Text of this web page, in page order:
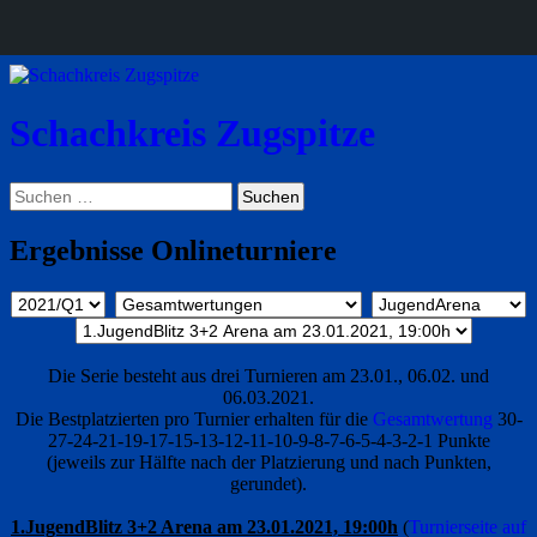
Schachkreis Zugspitze
Suchen
Suchen
nach:
Ergebnisse Onlineturniere
Die Serie besteht aus drei Turnieren am 23.01., 06.02. und
06.03.2021.
Die Bestplatzierten pro Turnier erhalten für die Gesamtwertung 30-
27-24-21-19-17-15-13-12-11-10-9-8-7-6-5-4-3-2-1 Punkte
(jeweils zur Hälfte nach der Platzierung und nach Punkten,
gerundet).
1.JugendBlitz 3+2 Arena am 23.01.2021, 19:00h (Turnierseite auf